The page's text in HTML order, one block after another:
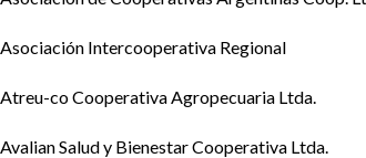
Asociación Intercooperativa Regional
Atreu-co Cooperativa Agropecuaria Ltda.
Avalian Salud y Bienestar Cooperativa Ltda.